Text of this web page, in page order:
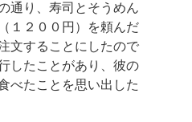
通り、寿司とそうめん
１２００円）を頼んだ
文することにしたので
したことがあり、彼の
べたことを思い出した